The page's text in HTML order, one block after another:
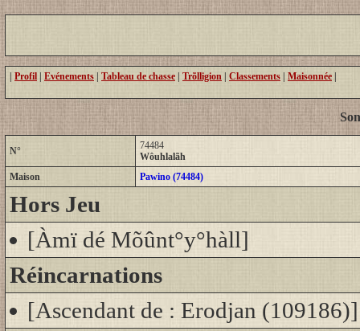
Profil Evénements Tableau de chasse Trõlligion Classements Maisonnée
N°
74484
Wôuhlalãh
Maison
Pawino (74484)
Hors Jeu
[Àmï dé Mõûnt°y°hàll]
Réincarnations
[Ascendant de : Erodjan (109186)]